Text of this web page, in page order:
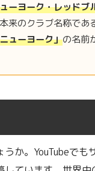
ーヨーク・レッドブ
来のクラブ名称であ
ューヨーク」の名前
か。YouTubeでも